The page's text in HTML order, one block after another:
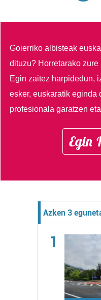
Goierriko albisteak
dituzu? Horretarako
Egin zaitez harpidedun,
esker, euskaratik eginda
profesionala garatzen
Egin
Azken 3
1